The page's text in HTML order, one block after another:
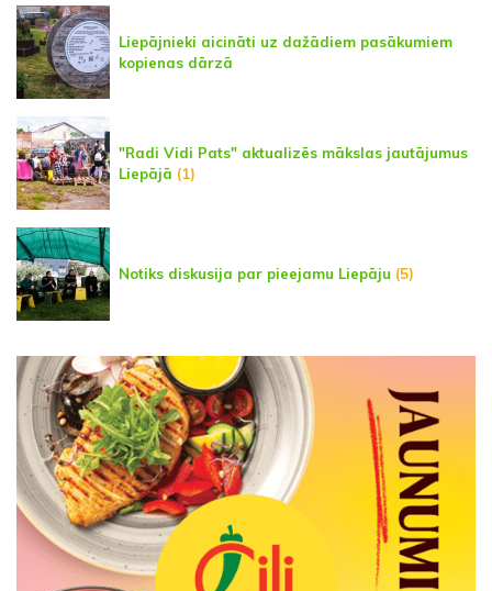
Liepājnieki aicināti uz dažādiem pasākumiem
kopienas dārzā
"Radi Vidi Pats" aktualizēs mākslas jautājumus
Liepājā (1)
Notiks diskusija par pieejamu Liepāju (5)